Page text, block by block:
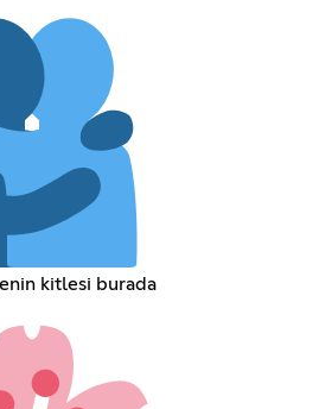
kitlesi burada